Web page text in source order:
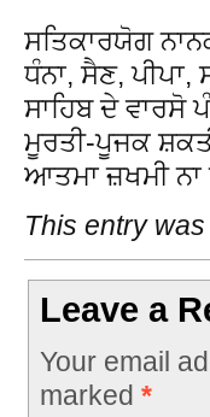
ਸਤਿਕਾਰਯੋਗ
ਧੰਨਾ, ਸੈਣ,
ਸਾਹਿਬ ਦੇ ਵਾਰਸੋ
ਮੂਰਤੀ-ਪੂਜਕ
ਆਤਮਾ ਜ਼ਖਮੀ ਨਾ
This entry
Leave a
Your email
marked *